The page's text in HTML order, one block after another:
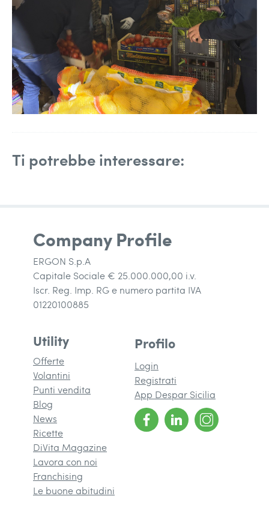
Ti potrebbe interessare:
Company Profile
ERGON S.p.A
Capitale Sociale € 25.000.000,00 i.v.
Iscr. Reg. Imp. RG e numero partita IVA
01220100885
Utility
Offerte
Volantini
Punti vendita
Blog
News
Ricette
DiVita Magazine
Lavora con noi
Franchising
Le buone abitudini
Profilo
Login
Registrati
App Despar Sicilia